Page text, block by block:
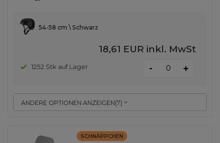
ANDERE OPTIONEN ANZEIGEN(7)
54-58 cm \ Schwarz
18,61 EUR inkl. MwSt
1252 Stk auf Lager - +
SCHNÄPPCHEN